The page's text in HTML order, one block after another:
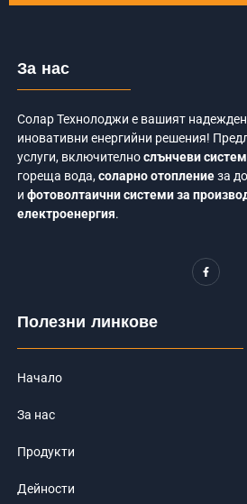
За нас
Солар Технолоджи е вашият
иновативни енергийни решения!
услуги, включителнослънчеви
гореща вода,соларно отоплениеза
и фотоволтаични системи за
електроенергия.
F
a
c
f
Полезни линкове
Начало
За нас
Продукти
Дейности